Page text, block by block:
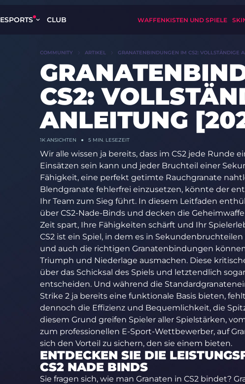
ESPORTS CLUB WAFFENKISTEN UND SPIELE
COMMUNITY ARTIKEL GRANATENBINDUNGEN IM CS2: VOLLSTÄNDIGE
CS2:
ANLEITUNG
1KANSICHTEN 5 MIN. LESEZEIT
Wir alle wissen ja bereits, dass im CS2 jede Runde
Einsätzen sein kann und jeder Bruchteil einer
Fähigkeit, eine perfekt getimte Rauchgranate
Blendgranate fehlerfrei einzusetzen, könnte der
Ihr Team zum Sieg führt. In diesem Leitfaden
über CS2-Nade-Binds und decken die
Zeit spart, Ihre Fähigkeiten schärft und Ihr
CS2 ist ein Spiel, in dem es in
und auch die richtigen Granatenbindungen
Triumph und Niederlage ausmachen. Diese
über das Schicksal des Spiels und letztendlich
entscheiden. Und während die
Strike 2 ja bereits eine funktionale Basis bieten,
dennoch die Effizienz und Bequemlichkeit, die
diesem Grund greifen Spieler aller Spielstärken,
zum professionellen E-Sport-Wettbewerber, auf
sich den Vorteil zu sichern, den sie einem bieten.
ENTDECKEN SIE DIE
CS2 NADE BINDS
Sie fragen sich, wie man Granaten in CS2 bindet?